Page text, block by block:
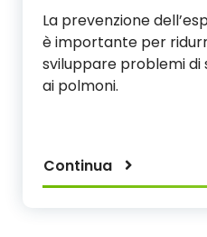
La prevenzione
è importante per
sviluppare problemi di
ai polmoni.
Continua